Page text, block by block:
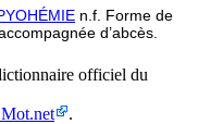
n.f. Forme de
d’abcès.
officiel du
.